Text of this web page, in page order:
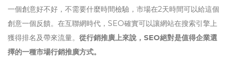
一個創意好不好，不需要什麼時間檢驗，市場在2天時間可以給這個
創意一個反饋。在互聯網時代，SEO確實可以讓網站在搜索引擎上
獲得排名及帶來流量。 從行銷推廣上來說，SEO絕對是值得企業選
擇的一種市場行銷推廣方式。